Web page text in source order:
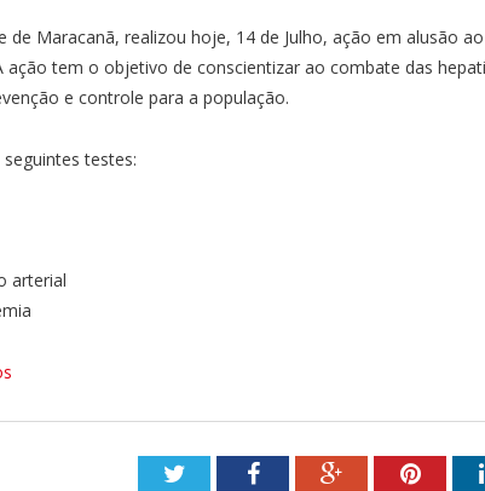
de Maracanã, realizou hoje, 14 de Julho, ação em alusão
ação tem o objetivo de conscientizar ao combate das
e controle para a população.
testes:
arterial
TwitterFacebookGoogle+